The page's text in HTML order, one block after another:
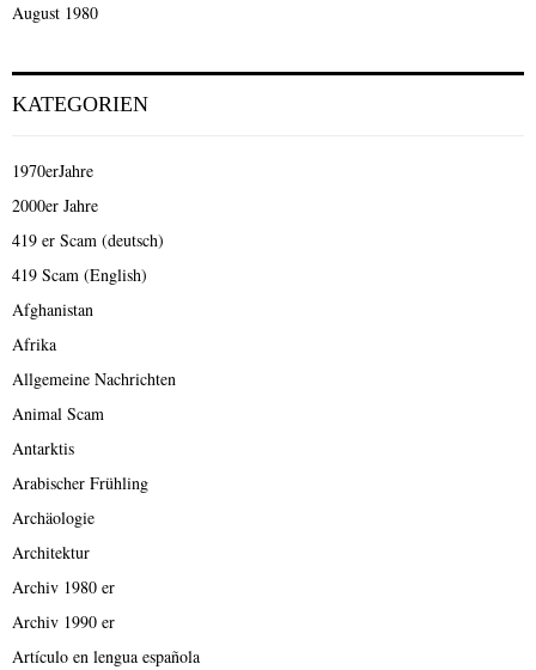
August 1980
KATEGORIEN
1970erJahre
2000er Jahre
419 er Scam (deutsch)
419 Scam (English)
Afghanistan
Afrika
Allgemeine Nachrichten
Animal Scam
Antarktis
Arabischer Frühling
Archäologie
Architektur
Archiv 1980 er
Archiv 1990 er
Artículo en lengua española